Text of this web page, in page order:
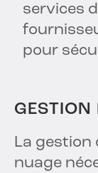
services
pour
GESTION
La gestion
nuage